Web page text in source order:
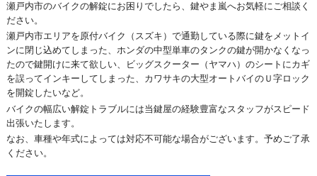
瀬戸内市のバイクの解錠にお困りでしたら、鍵やま嵐へお気軽にご相談く
ださい。
瀬戸内市エリアを原付バイク（スズキ）で通勤している際に鍵をメットイ
ンに閉じ込めてしまった、ホンダの中型単車のタンクの鍵が開かなくなっ
たので鍵開けに来て欲しい、ビッグスクーター（ヤマハ）のシートにカギ
を誤ってインキーしてしまった、カワサキの大型オートバイのＵ字ロック
を開錠したいなど。
バイクの幅広い解錠トラブルには当鍵屋の経験豊富なスタッフがスピード
出張いたします。
なお、車種や年式によっては対応不可能な場合がございます。予めご了承
ください。